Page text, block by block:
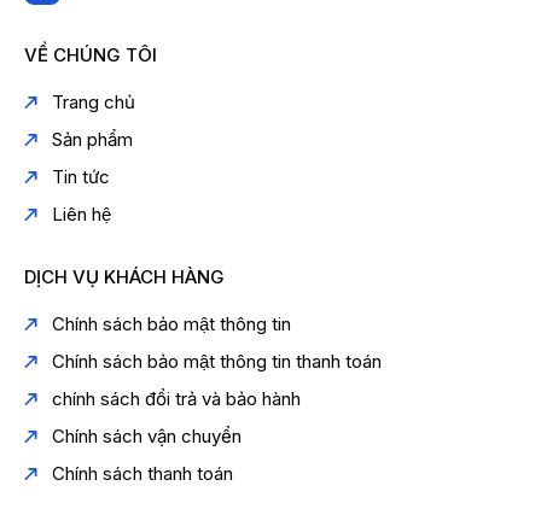
VỀ CHÚNG TÔI
Trang chủ
Sản phẩm
Tin tức
Liên hệ
DỊCH VỤ KHÁCH HÀNG
Chính sách bảo mật thông tin
Chính sách bảo mật thông tin thanh toán
chính sách đổi trả và bảo hành
Chính sách vận chuyển
Chính sách thanh toán